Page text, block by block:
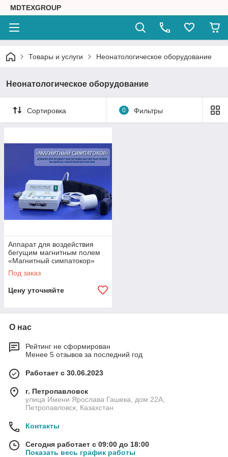
MDTEXGROUP
Товары и услуги Неонатологическое оборудование
Неонатологическое оборудование
Сортировка 0 Фильтры
Аппарат для воздействия
бегущим магнитным полем
«Магнитный симпатокор»
Под заказ
Цену уточняйте
О нас
Рейтинг не сформирован
Менее 5 отзывов за последний год
Работает с 30.06.2023
г. Петропавловск
улица Имени Ярослава Гашека, дом 22А,
Петропавловск, Казахстан
Контакты
Сегодня работает с 09:00 до 18:00
Показать весь график работы